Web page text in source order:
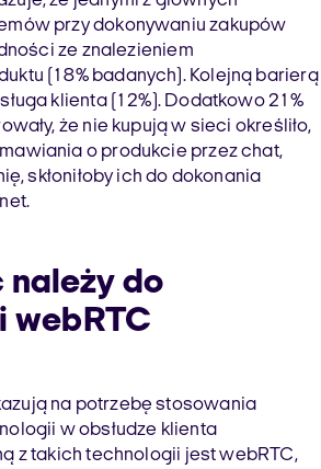
przy dokonywaniu zakupów
ze znalezieniem
(18% badanych). Kolejną barierą
klienta (12%). Dodatkowo 21%
że nie kupują w sieci określiło,
o produkcie przez chat,
skłoniłoby ich do dokonania
należy do
webRTC
na potrzebę stosowania
w obsłudze klienta
z takich technologii jest webRTC,